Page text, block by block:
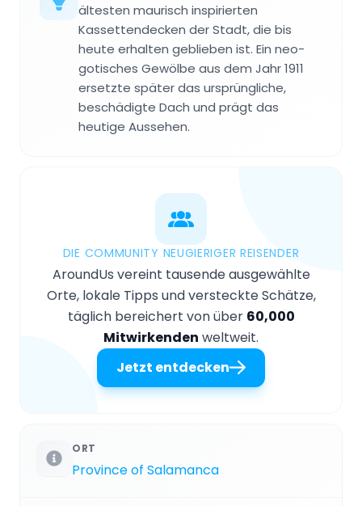
ältesten maurisch inspirierten
Kassettendecken der Stadt, die bis
heute erhalten geblieben ist. Ein neo-
gotisches Gewölbe aus dem Jahr 1911
ersetzte später das ursprüngliche,
beschädigte Dach und prägt das
heutige Aussehen.
DIE COMMUNITY NEUGIERIGER REISENDER
AroundUs vereint tausende ausgewählte
Orte, lokale Tipps und versteckte Schätze,
täglich bereichert von über 60,000
Mitwirkenden weltweit.
Jetzt entdecken
ORT
Province of Salamanca